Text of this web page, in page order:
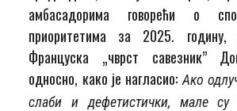
амбасадорима говорећи о
приоритетима за 2025. годину,
Француска „чврст савезник”
односно, како је нагласио: Ако
слаби и дефетистички, мале